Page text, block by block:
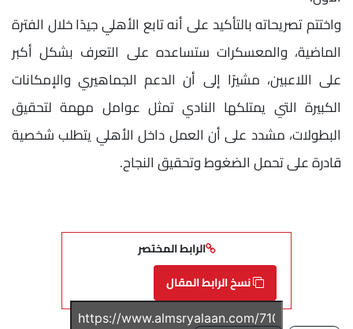
واختتم تصريحاته بالتأكيد على أنه تابع الأهلي جيدًا خلال الفترة
الماضية، والمعسكرات ستساعده على التعرف بشكل أكبر
على اللاعبين، مشيرًا إلى أن الدعم الجماهيري والإمكانات
الكبيرة التي يمتلكها النادي تمثل عوامل مهمة لتحقيق
البطولات، مشدد على أن العمل داخل الأهلي يتطلب شخصية
قادرة على تحمل الضغوط وتحقيق النجاح.
الرابط المختصر
نسخ الرابط المقال